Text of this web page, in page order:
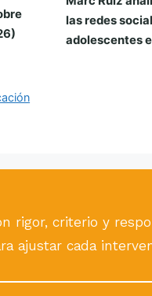
las redes
adolescentes
rigor, criterio y
ajustar cada